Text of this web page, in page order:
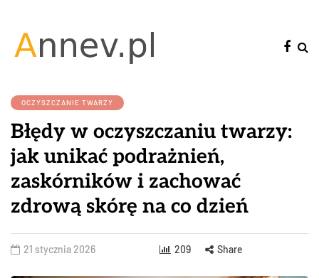
OCZYSZCZANIE TWARZY
Błędy w oczyszczaniu twarzy:
jak unikać podrażnień,
zaskórników i zachować
zdrową skórę na co dzień
21 stycznia 2026 209 Share